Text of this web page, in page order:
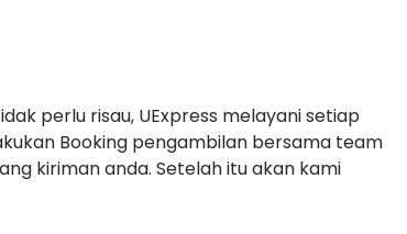
perlu risau, UExpress melayani setiap
Booking pengambilan bersama team
kiriman anda. Setelah itu akan kami